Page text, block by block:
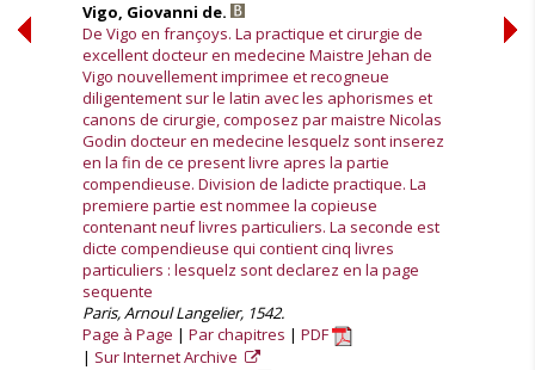
Vigo, Giovanni de.
De Vigo en françoys. La practique et cirurgie de
excellent docteur en medecine Maistre Jehan de
Vigo nouvellement imprimee et recogneue
diligentement sur le latin avec les aphorismes et
canons de cirurgie, composez par maistre Nicolas
Godin docteur en medecine lesquelz sont inserez
en la fin de ce present livre apres la partie
compendieuse. Division de ladicte practique. La
premiere partie est nommee la copieuse
contenant neuf livres particuliers. La seconde est
dicte compendieuse qui contient cinq livres
particuliers : lesquelz sont declarez en la page
sequente
Paris, Arnoul Langelier, 1542.
Page à Page
Par chapitres
PDF
Sur Internet Archive